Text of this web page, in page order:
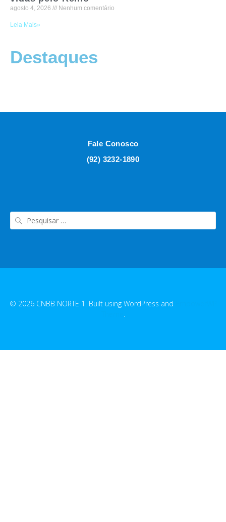
agosto 4, 2026 Nenhum comentário
Leia Mais»
Destaques
Fale Conosco
(92) 3232-1890
© 2026 CNBB NORTE 1. Built using WordPress and